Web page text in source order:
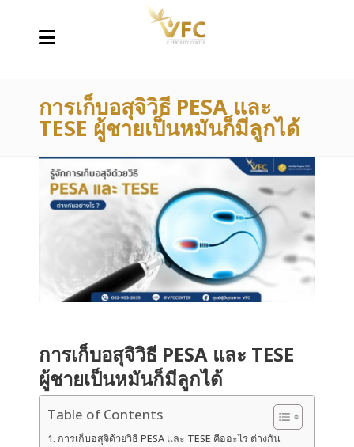
การเก็บอสุจิวิธี PESA และ
TESE ผู้ชายเป็นหมันก็มีลูกได้
การเก็บอสุจิวิธี PESA และ TESE
ผู้ชายเป็นหมันก็มีลูกได้
Table of Contents
การเก็บอสุจิด้วยวิธี PESA และ TESE คืออะไร ต่างกัน